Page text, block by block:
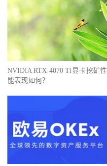
NVIDIA RTX 4070 Ti显卡挖矿性
能表现如何？